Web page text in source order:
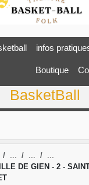
infos
Boutique
BasketBall
DE GIEN - 2 -